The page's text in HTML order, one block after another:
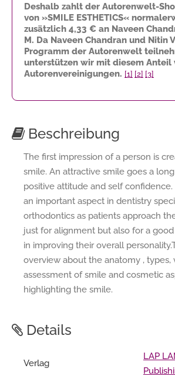
Deshalb zahlt der Autorenwelt-
von »SMILE ESTHETICS«
zusätzlich 4,33 € an Naveen
M. Da Naveen Chandran und Nitin
Programm der Autorenwelt
unterstützen wir mit diesem Anteil
Autorenvereinigungen. [1] [2] [3]
Beschreibung
The first impression of a person is
smile. An attractive smile goes a
positive attitude and self confidence.
an important aspect in dentistry
orthodontics as patients approach
just for alignment but also for a
in improving their overall
overview about the anatomy , types,
assessment of smile and cosmetic
highlighting the smile.
Details
Verlag
LAP